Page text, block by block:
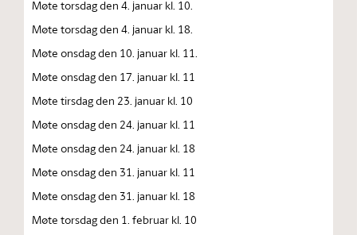
Møte torsdag den 4. januar kl. 10.
Møte torsdag den 4. januar kl. 18.
Møte onsdag den 10. januar kl. 11.
Møte onsdag den 17. januar kl. 11
Møte tirsdag den 23. januar kl. 10
Møte onsdag den 24. januar kl. 11
Møte onsdag den 24. januar kl. 18
Møte onsdag den 31. januar kl. 11
Møte onsdag den 31. januar kl. 18
Møte torsdag den 1. februar kl. 10